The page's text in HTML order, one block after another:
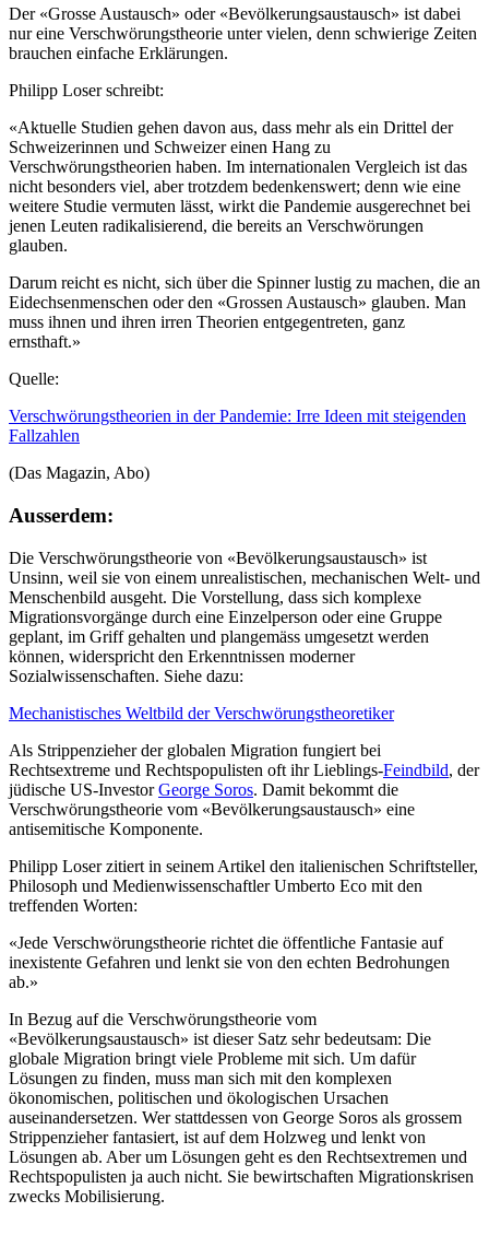
Der «Grosse Austausch» oder «Bevölkerungsaustausch» ist dabei
nur eine Verschwörungstheorie unter vielen, denn schwierige Zeiten
brauchen einfache Erklärungen.
Philipp Loser schreibt:
«Aktuelle Studien gehen davon aus, dass mehr als ein Drittel der
Schweizerinnen und Schweizer einen Hang zu
Verschwörungstheorien haben. Im internationalen Vergleich ist das
nicht besonders viel, aber trotzdem bedenkenswert; denn wie eine
weitere Studie vermuten lässt, wirkt die Pandemie ausgerechnet bei
jenen Leuten radikalisierend, die bereits an Verschwörungen
glauben.
Darum reicht es nicht, sich über die Spinner lustig zu machen, die an
Eidechsenmenschen oder den «Grossen Austausch» glauben. Man
muss ihnen und ihren irren Theorien entgegentreten, ganz
ernsthaft.»
Quelle:
Verschwörungstheorien in der Pandemie: Irre Ideen mit steigenden
Fallzahlen
(Das Magazin, Abo)
Ausserdem:
Die Verschwörungstheorie von «Bevölkerungsaustausch» ist
Unsinn, weil sie von einem unrealistischen, mechanischen Welt- und
Menschenbild ausgeht. Die Vorstellung, dass sich komplexe
Migrationsvorgänge durch eine Einzelperson oder eine Gruppe
geplant, im Griff gehalten und plangemäss umgesetzt werden
können, widerspricht den Erkenntnissen moderner
Sozialwissenschaften. Siehe dazu:
Mechanistisches Weltbild der Verschwörungstheoretiker
Als Strippenzieher der globalen Migration fungiert bei
Rechtsextreme und Rechtspopulisten oft ihr Lieblings-Feindbild, der
jüdische US-InvestorGeorge Soros. Damit bekommt die
Verschwörungstheorie vom «Bevölkerungsaustausch» eine
antisemitische Komponente.
Philipp Loser zitiert in seinem Artikel den italienischen Schriftsteller,
Philosoph und Medienwissenschaftler Umberto Eco mit den
treffenden Worten:
«Jede Verschwörungstheorie richtet die öffentliche Fantasie auf
inexistente Gefahren und lenkt sie von den echten Bedrohungen
ab.»
In Bezug auf die Verschwörungstheorie vom
«Bevölkerungsaustausch» ist dieser Satz sehr bedeutsam: Die
globale Migration bringt viele Probleme mit sich. Um dafür
Lösungen zu finden, muss man sich mit den komplexen
ökonomischen, politischen und ökologischen Ursachen
auseinandersetzen. Wer stattdessen von George Soros als grossem
Strippenzieher fantasiert, ist auf dem Holzweg und lenkt von
Lösungen ab. Aber um Lösungen geht es den Rechtsextremen und
Rechtspopulisten ja auch nicht. Sie bewirtschaften Migrationskrisen
zwecks Mobilisierung.